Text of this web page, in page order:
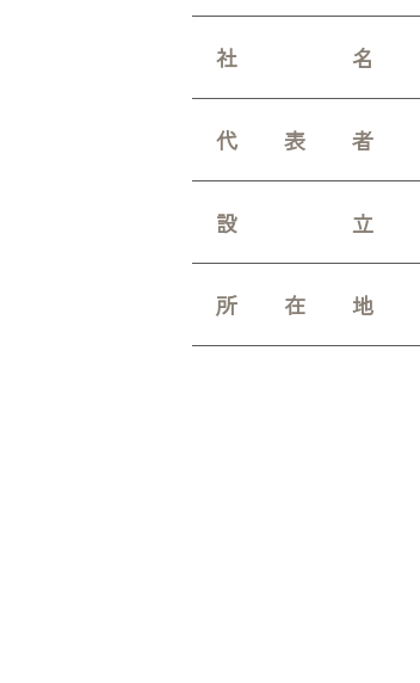
社名
代表者
設立
所在地